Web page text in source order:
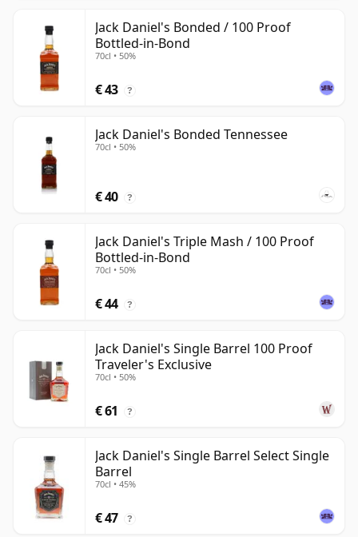
Jack Daniel's Bonded / 100 Proof
Bottled-in-Bond
70cl • 50%
€ 43 ?
Jack Daniel's Bonded Tennessee
70cl • 50%
€ 40 ?
Jack Daniel's Triple Mash / 100 Proof
Bottled-in-Bond
70cl • 50%
€ 44 ?
Jack Daniel's Single Barrel 100 Proof
Traveler's Exclusive
70cl • 50%
€ 61 ?
Jack Daniel's Single Barrel Select Single
Barrel
70cl • 45%
€ 47 ?